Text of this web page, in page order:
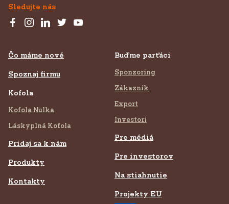
Sledujte nás
Čo máme nové
Spoznaj firmu
Kofola
Kofola Nulka
Láskyplná Kofola
Pridaj sa k nám
Produkty
Kontakty
Buďme parťáci
Sponzoring
Zákazník
Export
Investori
Pre médiá
Pre investorov
Na stiahnutie
Projekty EU